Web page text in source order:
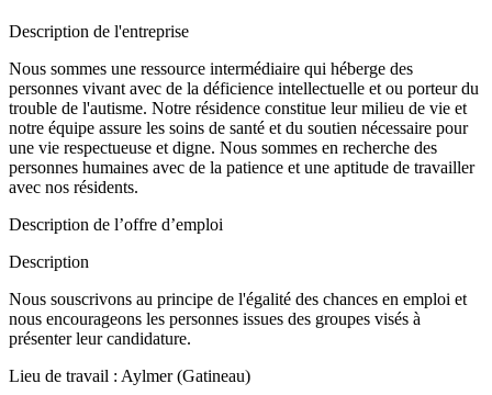
Description de l'entreprise
Nous sommes une ressource intermédiaire qui héberge des
personnes vivant avec de la déficience intellectuelle et ou porteur du
trouble de l'autisme. Notre résidence constitue leur milieu de vie et
notre équipe assure les soins de santé et du soutien nécessaire pour
une vie respectueuse et digne. Nous sommes en recherche des
personnes humaines avec de la patience et une aptitude de travailler
avec nos résidents.
Description de l’offre d’emploi
Description
Nous souscrivons au principe de l'égalité des chances en emploi et
nous encourageons les personnes issues des groupes visés à
présenter leur candidature.
Lieu de travail : Aylmer (Gatineau)